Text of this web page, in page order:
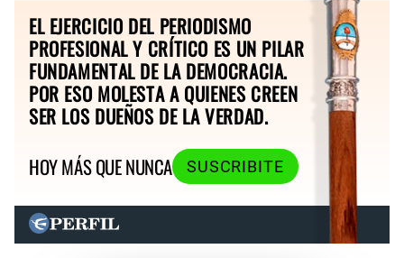
EL EJERCICIO DEL PERIODISMO
PROFESIONAL Y CRÍTICO ES UN PILAR
FUNDAMENTAL DE LA DEMOCRACIA.
POR ESO MOLESTA A QUIENES CREEN
SER LOS DUEÑOS DE LA VERDAD.
HOY MÁS QUE NUNCA
SUSCRIBITE